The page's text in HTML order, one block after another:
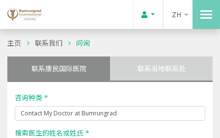
ZH
主页 联系我们 问询
联系康民国际医院 联系当地联系处
咨询种类 *
搜索医生的姓名或姓氏 *